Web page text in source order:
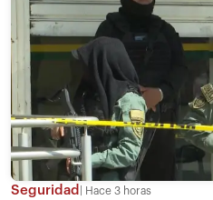
Seguridad Hace 3 horas